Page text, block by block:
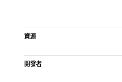
資源
開發者